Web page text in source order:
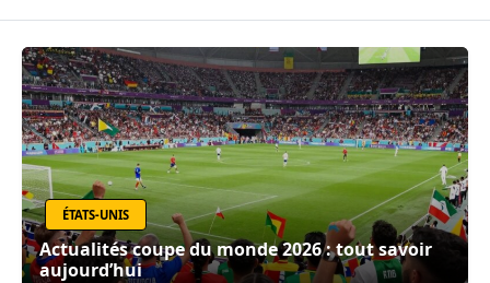
ÉTATS-UNIS
Actualités coupe du monde 2026 : tout savoir
aujourd’hui